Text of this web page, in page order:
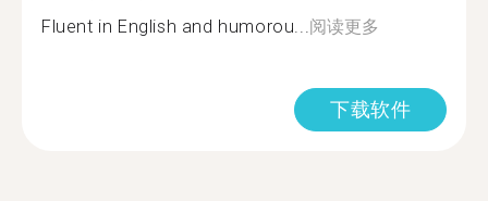
Fluent in English and humorou...阅读更多
下载软件